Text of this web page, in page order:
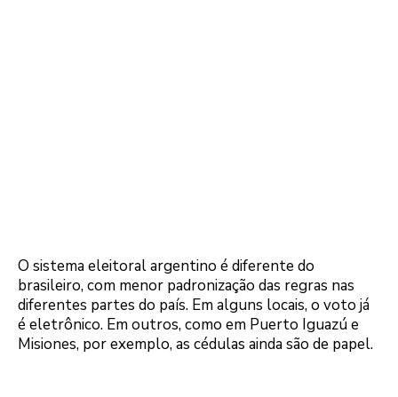
O sistema eleitoral argentino é diferente do
brasileiro, com menor padronização das regras nas
diferentes partes do país. Em alguns locais, o voto já
é eletrônico. Em outros, como em Puerto Iguazú e
Misiones, por exemplo, as cédulas ainda são de papel.